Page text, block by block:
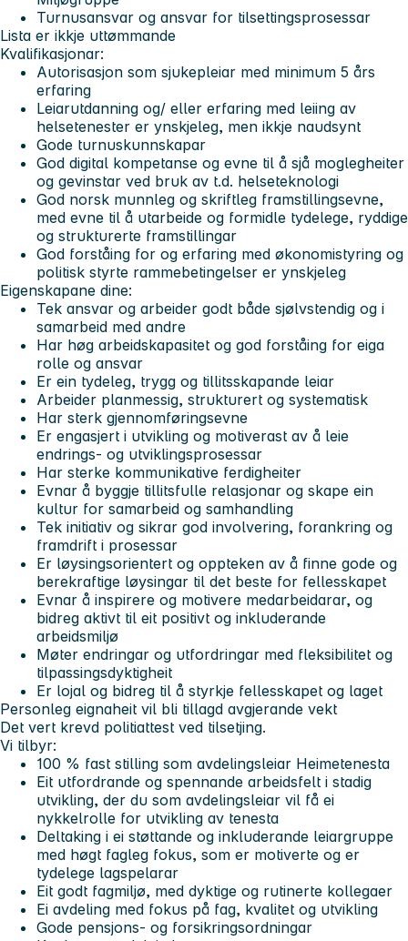
Turnusansvar og ansvar for tilsettingsprosessar
Lista er ikkje uttømmande
Kvalifikasjonar:
Autorisasjon som sjukepleiar med minimum 5 års
erfaring
Leiarutdanning og/ eller erfaring med leiing av
helsetenester er ynskjeleg, men ikkje naudsynt
Gode turnuskunnskapar
God digital kompetanse og evne til å sjå moglegheiter
og gevinstar ved bruk av t.d. helseteknologi
God norsk munnleg og skriftleg framstillingsevne,
med evne til å utarbeide og formidle tydelege, ryddige
og strukturerte framstillingar
God forståing for og erfaring med økonomistyring og
politisk styrte rammebetingelser er ynskjeleg
Eigenskapane dine:
Tek ansvar og arbeider godt både sjølvstendig og i
samarbeid med andre
Har høg arbeidskapasitet og god forståing for eiga
rolle og ansvar
Er ein tydeleg, trygg og tillitsskapande leiar
Arbeider planmessig, strukturert og systematisk
Har sterk gjennomføringsevne
Er engasjert i utvikling og motiverast av å leie
endrings- og utviklingsprosessar
Har sterke kommunikative ferdigheiter
Evnar å byggje tillitsfulle relasjonar og skape ein
kultur for samarbeid og samhandling
Tek initiativ og sikrar god involvering, forankring og
framdrift i prosessar
Er løysingsorientert og oppteken av å finne gode og
berekraftige løysingar til det beste for fellesskapet
Evnar å inspirere og motivere medarbeidarar, og
bidreg aktivt til eit positivt og inkluderande
arbeidsmiljø
Møter endringar og utfordringar med fleksibilitet og
tilpassingsdyktigheit
Er lojal og bidreg til å styrkje fellesskapet og laget
Personleg eignaheit vil bli tillagd avgjerande vekt
Det vert krevd politiattest ved tilsetjing.
Vi tilbyr:
100 % fast stilling som avdelingsleiar Heimetenesta
Eit utfordrande og spennande arbeidsfelt i stadig
utvikling, der du som avdelingsleiar vil få ei
nykkelrolle for utvikling av tenesta
Deltaking i ei støttande og inkluderande leiargruppe
med høgt fagleg fokus, som er motiverte og er
tydelege lagspelarar
Eit godt fagmiljø, med dyktige og rutinerte kollegaer
Ei avdeling med fokus på fag, kvalitet og utvikling
Gode pensjons- og forsikringsordningar